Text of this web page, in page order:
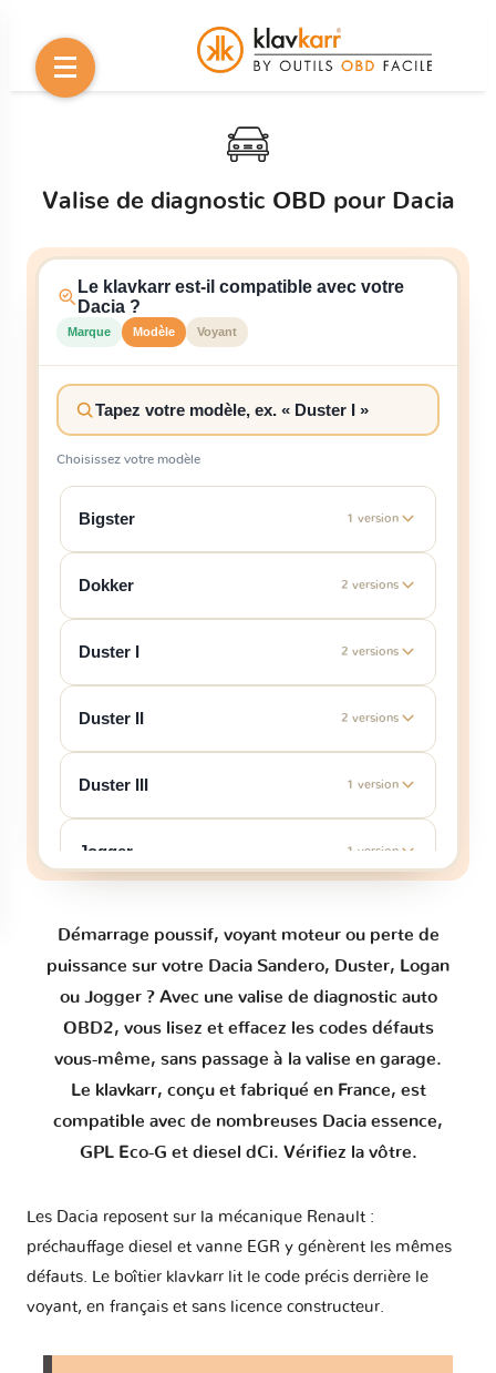
Valise de diagnostic OBD pour Dacia
Le klavkarr est-il compatible avec votre
Dacia ?
Marque Modèle Voyant
Choisissez votre modèle
Bigster 1 version
Dokker 2 versions
Duster I 2 versions
Duster II 2 versions
Duster III 1 version
Jogger 1 version
Logan II
Logan III 1 version
Sandero I 1 version
Sandero II
Démarrage poussif, voyant moteur ou perte de
puissance sur votre Dacia Sandero, Duster, Logan
ou Jogger ? Avec une valise de diagnostic auto
OBD2, vous lisez et effacez les codes défauts
vous-même, sans passage à la valise en garage.
Le klavkarr, conçu et fabriqué en France, est
compatible avec de nombreuses Dacia essence,
GPL Eco-G et diesel dCi. Vérifiez la vôtre.
Les Dacia reposent sur la mécanique Renault :
préchauffage diesel et vanne EGR y génèrent les mêmes
défauts. Le boîtier klavkarr lit le code précis derrière le
voyant, en français et sans licence constructeur.